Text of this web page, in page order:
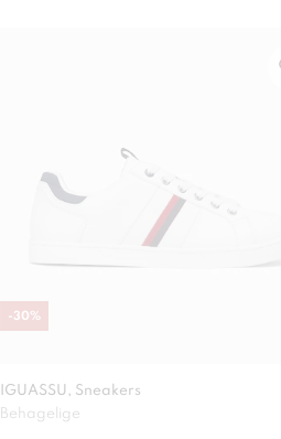
IGUASSU, Sneakers
Behagelige
-30%